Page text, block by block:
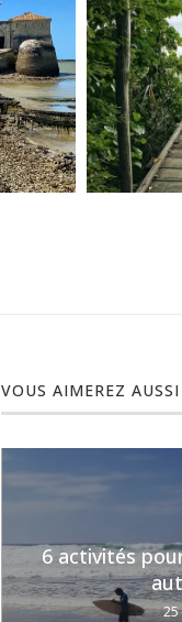
VOUS AIMEREZ AUSSI
6 activités
25